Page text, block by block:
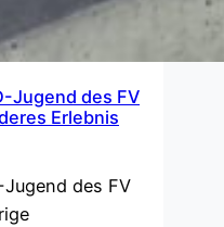
Jugend des FV
Erlebnis
Jugend des FV